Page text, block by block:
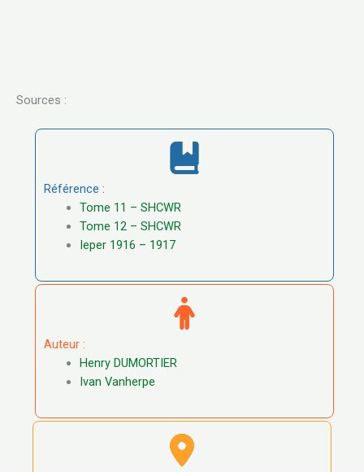
Sources :
Référence :
Tome 11 – SHCWR
Tome 12 – SHCWR
Ieper 1916 – 1917
Auteur :
Henry DUMORTIER
Ivan Vanherpe